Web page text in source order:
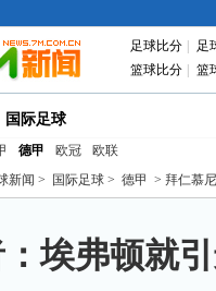
足球比分 足
篮球比分
篮
国际足球
德甲 欧冠
欧联
新闻 > 国际足球 > 德甲 > 拜仁慕
埃弗顿就